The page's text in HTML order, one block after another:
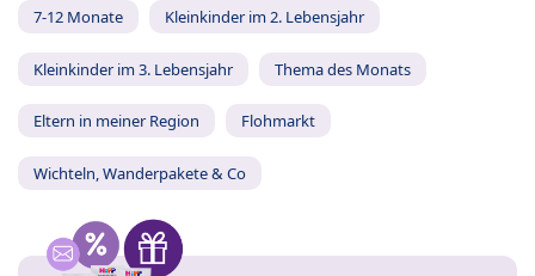
7-12 Monate Kleinkinder im 2. Lebensjahr
Kleinkinder im 3. Lebensjahr Thema des Monats
Eltern in meiner Region Flohmarkt
Wichteln, Wanderpakete & Co